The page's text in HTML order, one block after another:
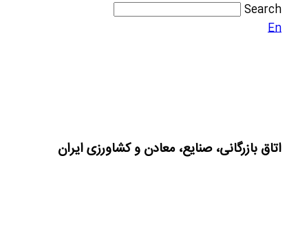
Search
En
اتاق بازرگانی، صنایع، معادن و کشاورزی ایران